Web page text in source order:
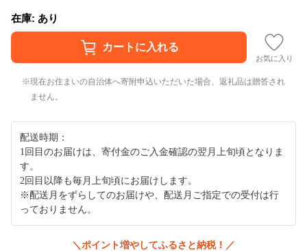
在庫: あり
お気に入り
現在お住まいの自治体へ寄附申込いただいた場合、返礼品は贈答され
ません。
配送時期：
1回目のお届けは、寄付金のご入金確認の翌月上旬頃となりま
す。
2回目以降も毎月上旬頃にお届けします。
※配送月をずらしてのお届けや、配送月ご指定での受付は行
っておりません。
＼ポイント増やしてふるさと納税！／